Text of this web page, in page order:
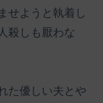
せようと執着し
殺しも厭わな
た優しい夫とや